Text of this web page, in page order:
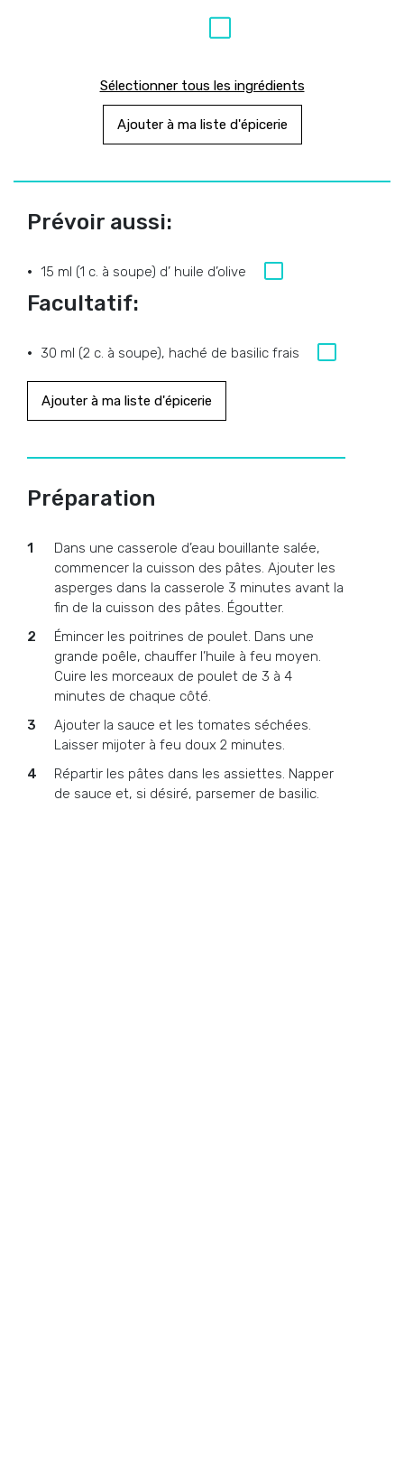
Sélectionner tous les ingrédients
Ajouter à ma liste d'épicerie
Prévoir aussi:
15 ml (1 c. à soupe) d’ huile d’olive
Facultatif:
30 ml (2 c. à soupe), haché de basilic frais
Ajouter à ma liste d'épicerie
Préparation
Dans une casserole d’eau bouillante salée,
commencer la cuisson des pâtes. Ajouter les
asperges dans la casserole 3 minutes avant la
fin de la cuisson des pâtes. Égoutter.
Émincer les poitrines de poulet. Dans une
grande poêle, chauffer l’huile à feu moyen.
Cuire les morceaux de poulet de 3 à 4
minutes de chaque côté.
Ajouter la sauce et les tomates séchées.
Laisser mijoter à feu doux 2 minutes.
Répartir les pâtes dans les assiettes. Napper
de sauce et, si désiré, parsemer de basilic.